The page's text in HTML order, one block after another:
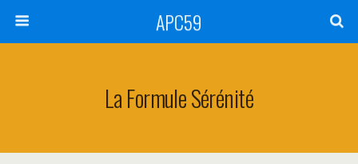
APC59
La Formule Sérénité